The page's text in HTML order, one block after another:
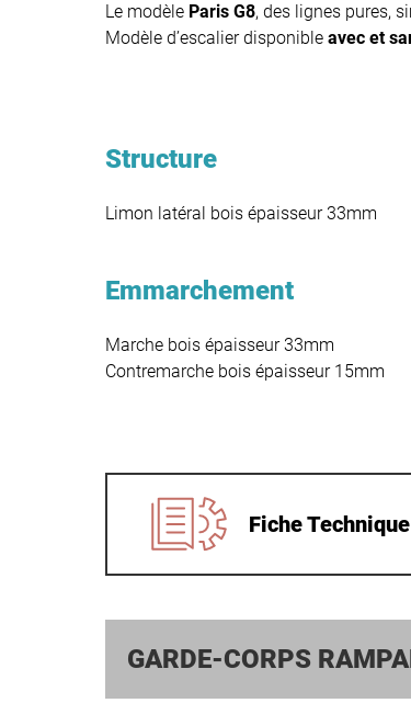
Le modèle Paris G8, des lignes pures,
Modèle d’escalier disponible avec et
Structure
Limon latéral bois épaisseur 33mm
Emmarchement
Marche bois épaisseur 33mm
Contremarche bois épaisseur 15mm
Fiche Technique
GARDE-CORPS